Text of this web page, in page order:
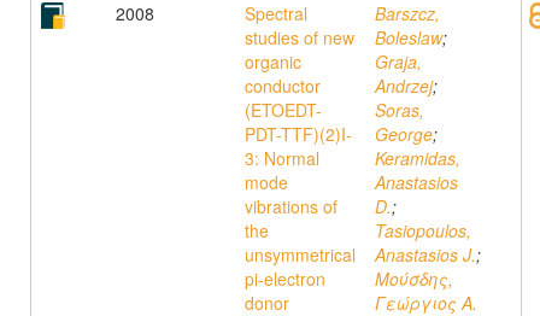
2008
Spectral
studies of new
organic
conductor
(ETOEDT-
PDT-TTF)(2)I-
3: Normal
mode
vibrations of
the
unsymmetrical
pi-electron
donor
Barszcz,
Boleslaw;
Graja,
Andrzej;
Soras,
George;
Keramidas,
Anastasios
D.;
Tasiopoulos,
Anastasios J.;
Μούσδης,
Γεώργιος Α.